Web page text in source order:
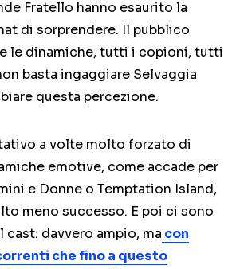
Fratello hanno esaurito la
di sorprendere. Il pubblico
le dinamiche, tutti i copioni, tutti
basta ingaggiare Selvaggia
questa percezione.
a volte molto forzato di
emotive, come accade per
e Donne o Temptation Island,
meno successo. E poi ci sono
davvero ampio, ma con
che fino a questo